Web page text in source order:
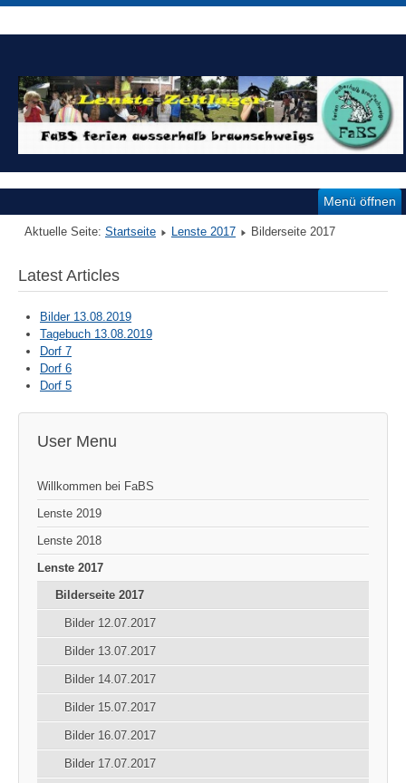
Menü öffnen
Aktuelle Seite: Startseite Lenste 2017 Bilderseite 2017
Latest Articles
Bilder 13.08.2019
Tagebuch 13.08.2019
Dorf 7
Dorf 6
Dorf 5
User Menu
Willkommen bei FaBS
Lenste 2019
Lenste 2018
Lenste 2017
Bilderseite 2017
Bilder 12.07.2017
Bilder 13.07.2017
Bilder 14.07.2017
Bilder 15.07.2017
Bilder 16.07.2017
Bilder 17.07.2017